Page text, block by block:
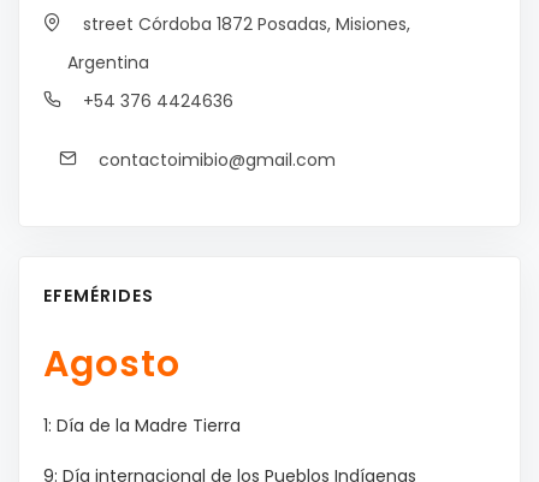
street Córdoba 1872 Posadas, Misiones,
Argentina
+54 376 4424636
contactoimibio@gmail.com
EFEMÉRIDES
Agosto
1: Día de la Madre Tierra
9: Día internacional de los Pueblos Indígenas